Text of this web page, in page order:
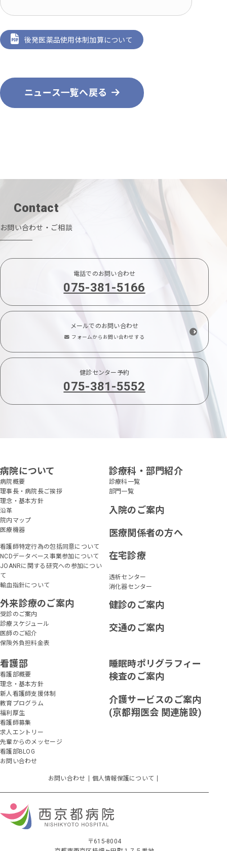
後発医薬品使用体制加算について
ニュース一覧へ戻る
Contact
お問い合わせ・ご相談
電話でのお問い合わせ
075-381-5166
メールでのお問い合わせ
フォームからお問い合わせする
健診センター予約
075-381-5552
〒615-8004
病院について
病院概要
理事長・病院長ご挨拶
理念・基本方針
沿革
院内マップ
医療機器
看護師特定行為の包括同意について
NCDデータベース事業参加について
JOANRに関する研究への参加につい
て
輸血指針について
外来診療のご案内
受診のご案内
診療スケジュール
医師のご紹介
保険外負担料金表
診療科・部門紹介
診療科一覧
部門一覧
入院のご案内
医療関係者の方へ
在宅診療
透析センター
消化器センター
健診のご案内
交通のご案内
看護部
看護部概要
理念・基本方針
新人看護師支援体制
教育プログラム
福利厚生
看護師募集
求人エントリー
先輩からのメッセージ
看護部BLOG
お問い合わせ
睡眠時ポリグラフィー
検査のご案内
介護サービスのご案内
(京都翔医会 関連施設)
お問い合わせ 個人情報保護について